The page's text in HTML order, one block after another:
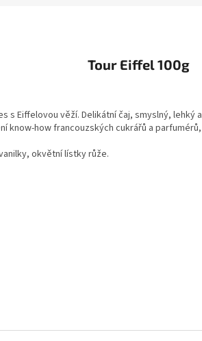
Tour Eiffel 100g
s Eiffelovou věží. Delikátní čaj, smyslný,
know-how francouzských cukrářů a
okvětní lístky růže.